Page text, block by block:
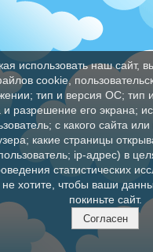
использовать наш сайт,
cookie,
тип и версия ОС; тип
и разрешение его экрана;
с какого сайта
какие страницы
ip-адрес) в
статистических
хотите, чтобы ваши
покиньте сайт.
Согласен